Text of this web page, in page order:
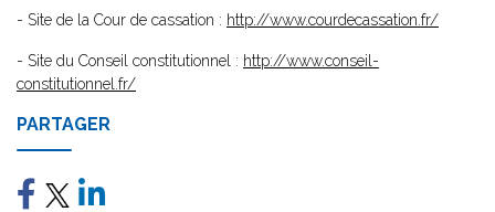
- Site de la Cour de cassation : http://www.courdecassation.fr/
- Site du Conseil constitutionnel : http://www.conseil-
constitutionnel.fr/
PARTAGER